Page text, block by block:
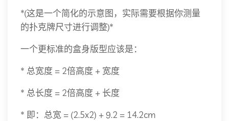
*(这是一个简化的示意图，实际需要根据你测量
的扑克牌尺寸进行调整)*
一个更标准的盒身版型应该是：
* 总宽度 = 2倍高度 + 宽度
* 总长度 = 2倍高度 + 长度
* 即：总宽 = (2.5x2) + 9.2 = 14.2cm